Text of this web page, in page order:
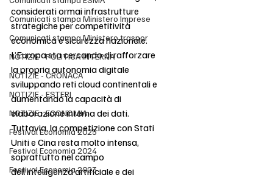
Comunicati stampa Ministero Imprese
Comunicati stampa Ministero traspor
NOTIZIE - POLITICA INTERNA
NOTIZIE - CRONACA
NOTIZIE - ESTERI
NOTIZIE - ECONOMIA
Festival Economia 2025
Festival Economia 2024
Festival Economia 2023
considerati ormai infrastrutture
strategiche per competitività
economica e sicurezza nazionale.
L’Europa sta cercando di rafforzare
la propria autonomia digitale
sviluppando reti cloud continentali e
aumentando la capacità di
elaborazione interna dei dati.
Tuttavia, la competizione con Stati
Uniti e Cina resta molto intensa,
soprattutto nel campo
dell’intelligenza artificiale e dei